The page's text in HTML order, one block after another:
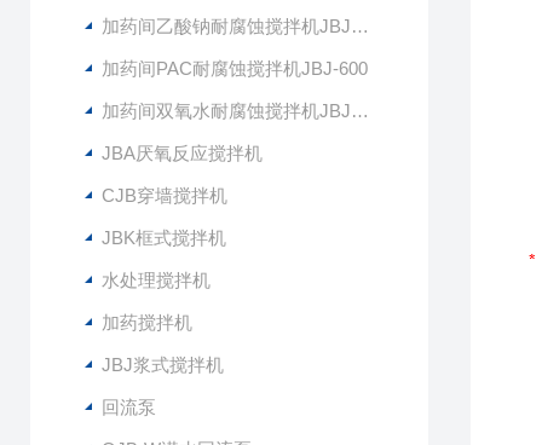
加药间乙酸钠耐腐蚀搅拌机JBJ-400
加药间PAC耐腐蚀搅拌机JBJ-600
加药间双氧水耐腐蚀搅拌机JBJ-300
JBA厌氧反应搅拌机
CJB穿墙搅拌机
JBK框式搅拌机
水处理搅拌机
加药搅拌机
JBJ浆式搅拌机
回流泵